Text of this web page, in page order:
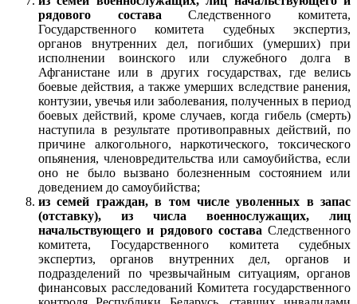
рядового состава Следственного комитета,
Государственного комитета судебных экспертиз,
органов внутренних дел, погибших (умерших) при
исполнении воинского или служебного долга в
Афганистане или в других государствах, где велись
боевые действия, а также умерших вследствие ранения,
контузии, увечья или заболевания, полученных в период
боевых действий, кроме случаев, когда гибель (смерть)
наступила в результате противоправных действий, по
причине алкогольного, наркотического, токсического
опьянения, членовредительства или самоубийства, если
оно не было вызвано болезненным состоянием или
доведением до самоубийства;
из семей граждан, в том числе уволенных в запас
(отставку), из числа военнослужащих, лиц
начальствующего и рядового состава Следственного
комитета, Государственного комитета судебных
экспертиз, органов внутренних дел, органов и
подразделений по чрезвычайным ситуациям, органов
финансовых расследований Комитета государственного